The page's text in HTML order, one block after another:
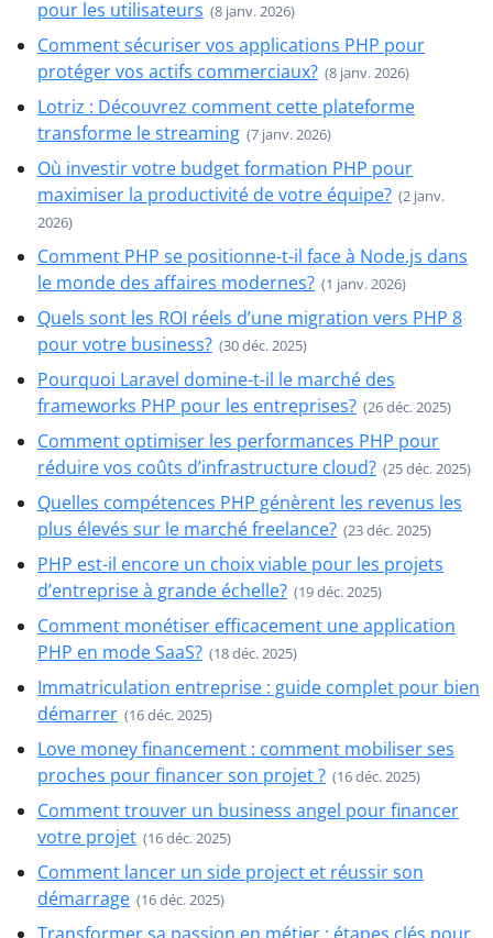
pour les utilisateurs (8 janv. 2026)
Comment sécuriser vos applications PHP pour
protéger vos actifs commerciaux? (8 janv. 2026)
Lotriz : Découvrez comment cette plateforme
transforme le streaming (7 janv. 2026)
Où investir votre budget formation PHP pour
maximiser la productivité de votre équipe? (2 janv.
2026)
Comment PHP se positionne-t-il face à Node.js dans
le monde des affaires modernes? (1 janv. 2026)
Quels sont les ROI réels d’une migration vers PHP 8
pour votre business? (30 déc. 2025)
Pourquoi Laravel domine-t-il le marché des
frameworks PHP pour les entreprises? (26 déc. 2025)
Comment optimiser les performances PHP pour
réduire vos coûts d’infrastructure cloud? (25 déc. 2025)
Quelles compétences PHP génèrent les revenus les
plus élevés sur le marché freelance? (23 déc. 2025)
PHP est-il encore un choix viable pour les projets
d’entreprise à grande échelle? (19 déc. 2025)
Comment monétiser efficacement une application
PHP en mode SaaS? (18 déc. 2025)
Immatriculation entreprise : guide complet pour bien
démarrer (16 déc. 2025)
Love money financement : comment mobiliser ses
proches pour financer son projet ? (16 déc. 2025)
Comment trouver un business angel pour financer
votre projet (16 déc. 2025)
Comment lancer un side project et réussir son
démarrage (16 déc. 2025)